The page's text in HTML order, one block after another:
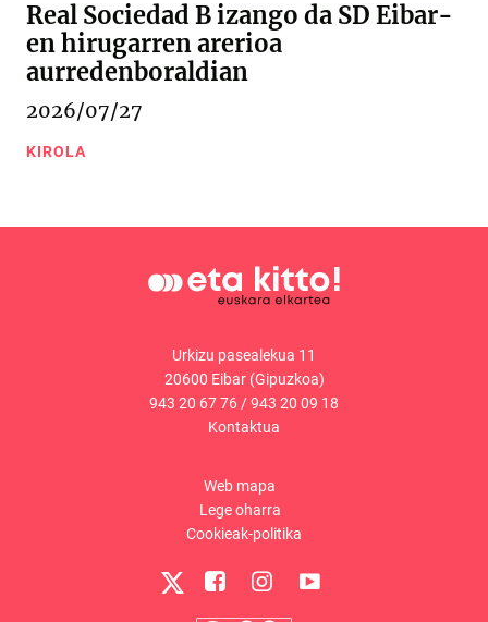
Real Sociedad B izango da SD Eibar-
en hirugarren arerioa
aurredenboraldian
2026/07/27
KIROLA
Urkizu pasealekua 11
20600 Eibar (Gipuzkoa)
943 20 67 76 /943 20 09 18
Kontaktua
Web mapa
Lege oharra
Cookieak-politika